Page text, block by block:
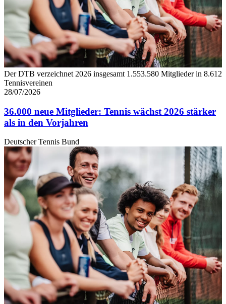
Der DTB verzeichnet 2026 insgesamt 1.553.580 Mitglieder in 8.612
Tennisvereinen
28/07/2026
36.000 neue Mitglieder: Tennis wächst 2026 stärker
als in den Vorjahren
Deutscher Tennis Bund